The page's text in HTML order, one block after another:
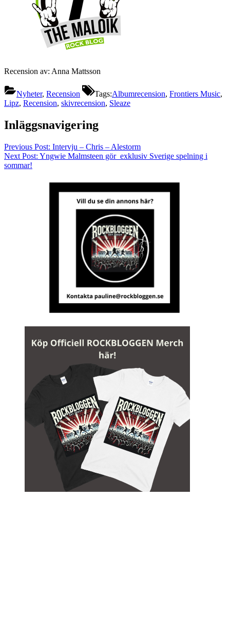
Recension av: Anna Mattsson
Nyheter, Recension Tags:Albumrecension, Frontiers Music,
Lipz, Recension, skivrecension, Sleaze
Inläggsnavigering
Previous Post: Intervju – Chris – Alestorm
Next Post: Yngwie Malmsteen gör exklusiv Sverige spelning i
sommar!